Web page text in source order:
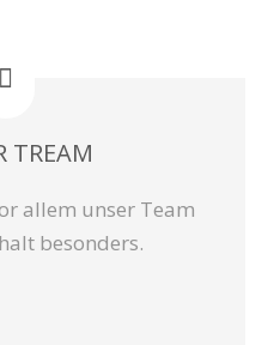
TREAM
allem unser Team
besonders.